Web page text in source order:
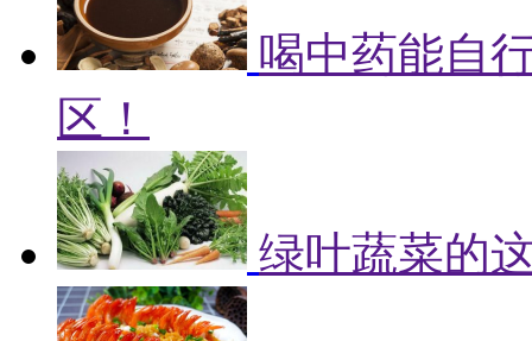
喝中药能自
区！
绿叶蔬菜的